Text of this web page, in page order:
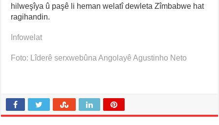
hilweşîya û paşê li heman welatî dewleta Zîmbabwe hat
ragihandin.
Infowelat
Foto: Lîderê serxwebûna Angolayê Agustinho Neto